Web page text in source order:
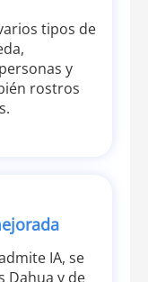
tipos de
y
rostros
IA, se
Dahua y de